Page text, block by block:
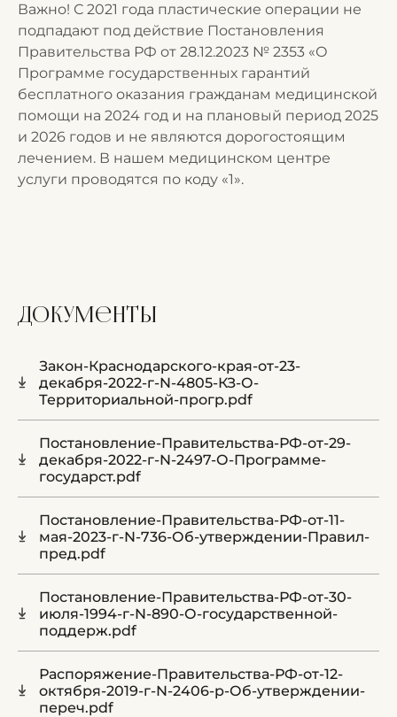
Важно! С 2021 года пластические операции не
подпадают под действие Постановления
Правительства РФ от 28.12.2023 № 2353 «О
Программе государственных гарантий
бесплатного оказания гражданам медицинской
помощи на 2024 год и на плановый период 2025
и 2026 годов и не являются дорогостоящим
лечением. В нашем медицинском центре
услуги проводятся по коду «1».
Документы
Закон-Краснодарского-края-от-23-
декабря-2022-г-N-4805-КЗ-О-
Территориальной-прогр.pdf
Постановление-Правительства-РФ-от-29-
декабря-2022-г-N-2497-О-Программе-
государст.pdf
Постановление-Правительства-РФ-от-11-
мая-2023-г-N-736-Об-утверждении-Правил-
пред.pdf
Постановление-Правительства-РФ-от-30-
июля-1994-г-N-890-О-государственной-
поддерж.pdf
Распоряжение-Правительства-РФ-от-12-
октября-2019-г-N-2406-р-Об-утверждении-
переч.pdf